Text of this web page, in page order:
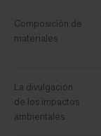
Composición de
materiales
La divulgación
de los impactos
ambientales